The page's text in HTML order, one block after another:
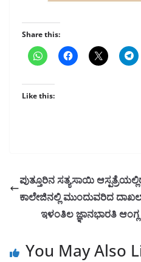
Share this:
Like this:
ಪುತ್ತೂರಿನ ಸತ್ಯಸಾಯಿ
ಕಾಲೇಜಿನಲ್ಲಿ ಮುಂದುವರಿದ
ಇಳಂತಿಲ ಜ್ಞಾನಭಾರತಿ
You May Also